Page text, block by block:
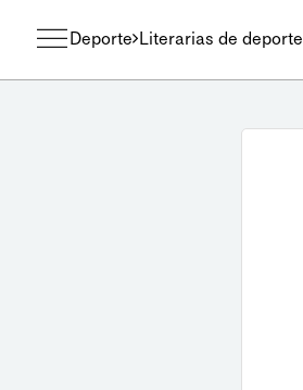
Deporte Literarias de deporte